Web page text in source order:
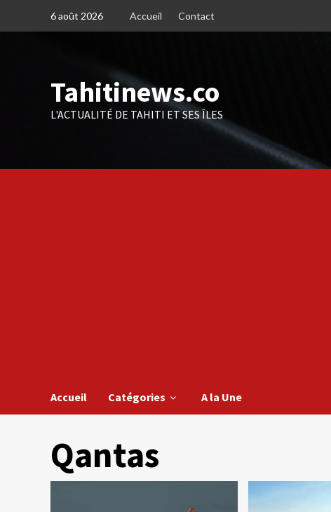
6 août 2026 Accueil Contact
Tahitinews.co
L'ACTUALITÉ DE TAHITI ET SES ÎLES
Accueil Catégories A la Une
Qantas